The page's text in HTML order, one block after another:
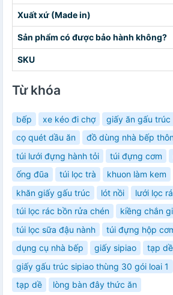
Xuất xứ (Made in)
Sản phẩm có được bảo hành không?
SKU
Từ khóa
bếp xe kéo đi chợ giấy ăn gấu trúc
cọ quét dầu ăn
đồ dùng nhà bếp
túi lưới đựng hành tỏi
túi đựng cơm
ống đũa
túi lọc trà khuon làm kem
khăn giấy gấu trúc
lót nồi
lưới lọc
túi lọc rác bồn rửa chén
kiềng chắn
túi lọc sữa đậu nành
túi đựng hộp
dụng cụ nhà bếp
giấy sipiao
tạp
giấy gấu trúc sipiao thùng 30 gói loai 1
tạp dề
lòng bàn đây thức ăn